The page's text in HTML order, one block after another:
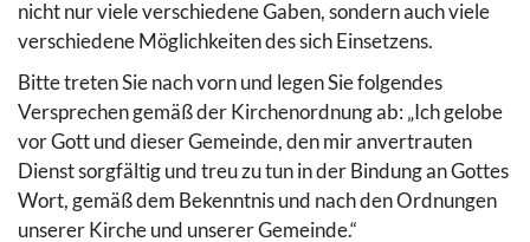
nicht nur viele verschiedene Gaben, sondern auch viele
verschiedene Möglichkeiten des sich Einsetzens.
Bitte treten Sie nach vorn und legen Sie folgendes
Versprechen gemäß der Kirchenordnung ab: „Ich gelobe
vor Gott und dieser Gemeinde, den mir anvertrauten
Dienst sorgfältig und treu zu tun in der Bindung an Gottes
Wort, gemäß dem Bekenntnis und nach den Ordnungen
unserer Kirche und unserer Gemeinde.“